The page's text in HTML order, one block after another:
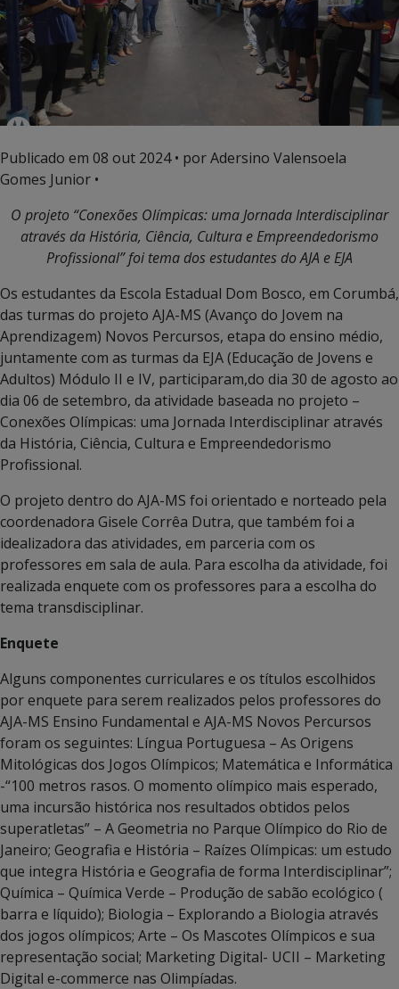
Publicado em 08 out 2024• por Adersino Valensoela
Gomes Junior •
O projeto “Conexões Olímpicas: uma Jornada Interdisciplinar
através da História, Ciência, Cultura e Empreendedorismo
Profissional” foi tema dos estudantes do AJA e EJA
Os estudantes da Escola Estadual Dom Bosco, em Corumbá,
das turmas do projeto AJA-MS (Avanço do Jovem na
Aprendizagem) Novos Percursos, etapa do ensino médio,
juntamente com as turmas da EJA (Educação de Jovens e
Adultos) Módulo II e IV, participaram,do dia 30 de agosto ao
dia 06 de setembro, da atividade baseada no projeto –
Conexões Olímpicas: uma Jornada Interdisciplinar através
da História, Ciência, Cultura e Empreendedorismo
Profissional.
O projeto dentro do AJA-MS foi orientado e norteado pela
coordenadora Gisele Corrêa Dutra, que também foi a
idealizadora das atividades, em parceria com os
professores em sala de aula. Para escolha da atividade, foi
realizada enquete com os professores para a escolha do
tema transdisciplinar.
Enquete
Alguns componentes curriculares e os títulos escolhidos
por enquete para serem realizados pelos professores do
AJA-MS Ensino Fundamental e AJA-MS Novos Percursos
foram os seguintes: Língua Portuguesa – As Origens
Mitológicas dos Jogos Olímpicos; Matemática e Informática
-“100 metros rasos. O momento olímpico mais esperado,
uma incursão histórica nos resultados obtidos pelos
superatletas” – A Geometria no Parque Olímpico do Rio de
Janeiro; Geografia e História – Raízes Olímpicas: um estudo
que integra História e Geografia de forma Interdisciplinar”;
Química – Química Verde – Produção de sabão ecológico (
barra e líquido); Biologia – Explorando a Biologia através
dos jogos olímpicos; Arte – Os Mascotes Olímpicos e sua
representação social; Marketing Digital- UCII – Marketing
Digital e-commerce nas Olimpíadas.